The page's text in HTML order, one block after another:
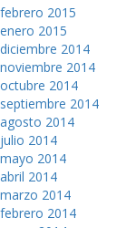
febrero 2015
enero 2015
diciembre 2014
noviembre 2014
octubre 2014
septiembre 2014
agosto 2014
julio 2014
mayo 2014
abril 2014
marzo 2014
febrero 2014